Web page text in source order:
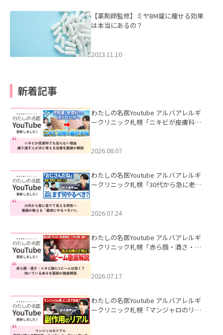
【薬剤師監修】ミヤBM錠に痩せる効果
は本当にあるの？
2023.11.10
新着記事
わたしの名医Youtube アルバアレルギ
ークリニック札幌「ニキビが皮膚科で
ました。
2026.08.07
わたしの名医Youtube アルバアレルギ
ークリニック札幌「30代から急に老け
た。
2026.07.24
わたしの名医Youtube アルバアレルギ
ークリニック札幌「赤ら顔・酒さ・ニ
した。
2026.07.17
わたしの名医Youtube アルバアレルギ
ークリニック札幌「マンジャロのリア